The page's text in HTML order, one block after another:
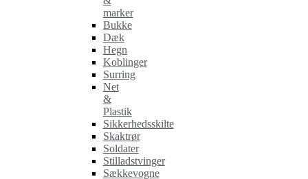
marker
Bukke
Dæk
Hegn
Koblinger
Surring
Net
&
Plastik
Sikkerhedsskilte
Skaktrør
Soldater
Stilladstvinger
Sækkevogne